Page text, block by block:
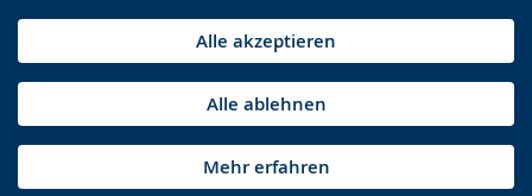
Alle akzeptieren
Alle ablehnen
Mehr erfahren